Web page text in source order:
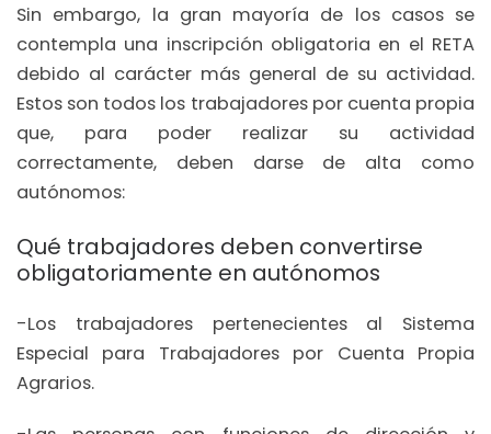
Sin embargo, la gran mayoría de los casos se
contempla una inscripción obligatoria en el RETA
debido al carácter más general de su actividad.
Estos son todos los trabajadores por cuenta propia
que, para poder realizar su actividad
correctamente, deben darse de alta como
autónomos:
Qué trabajadores deben convertirse
obligatoriamente en autónomos
-Los trabajadores pertenecientes al Sistema
Especial para Trabajadores por Cuenta Propia
Agrarios.